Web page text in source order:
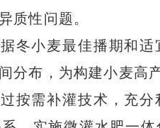
质性问题。
冬小麦最佳播期和
分布，为构建小麦高
按需补灌技术，充